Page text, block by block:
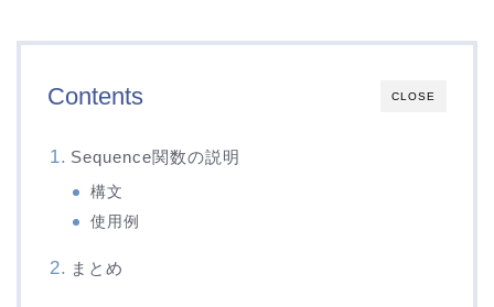
CLOSE
Contents
Sequence関数の説明
構文
使用例
まとめ